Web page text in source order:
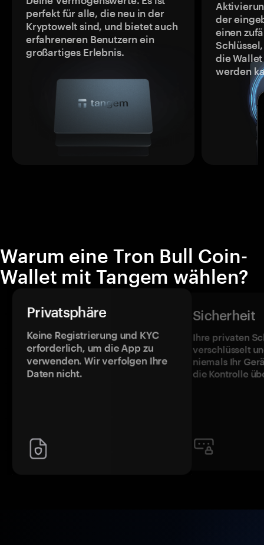
perfekt für alle, die neu in der
Kryptowelt sind, und bietet auch
erfahreneren Benutzern ein
großartiges Erlebnis.
der
einen
die
werden
Warum eine Tron Bull Coin-
Wallet mit Tangem wählen?
Privatsphäre
Keine Registrierung und KYC
erforderlich, um die App zu
verwenden. Wir verfolgen Ihre
Daten nicht.
Sicherheit
Ihre privaten
verschlüsselt
niemals Ihr
die Kontrolle